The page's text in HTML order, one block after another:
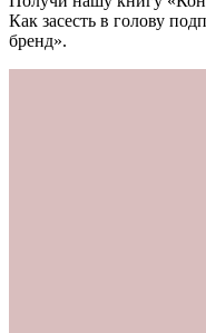
Как засесть в голову
бренд».